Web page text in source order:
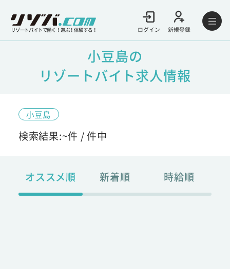
リゾートバイトで働く！遊ぶ！体験する！ ログイン 新規登録
小豆島の
リゾートバイト求人情報
小豆島
検索結果:~件 /件中
オススメ順 新着順 時給順